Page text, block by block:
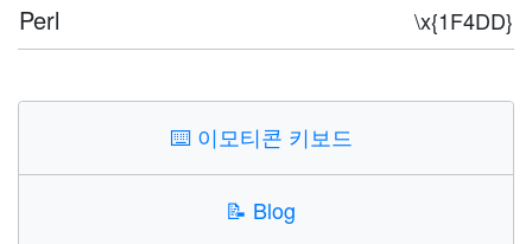
Perl \x{1F4DD}
⌨️ 이모티콘 키보드
📝 Blog